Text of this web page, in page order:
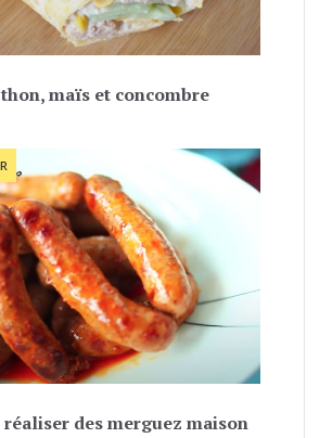
maïs et concombre
des merguez maison